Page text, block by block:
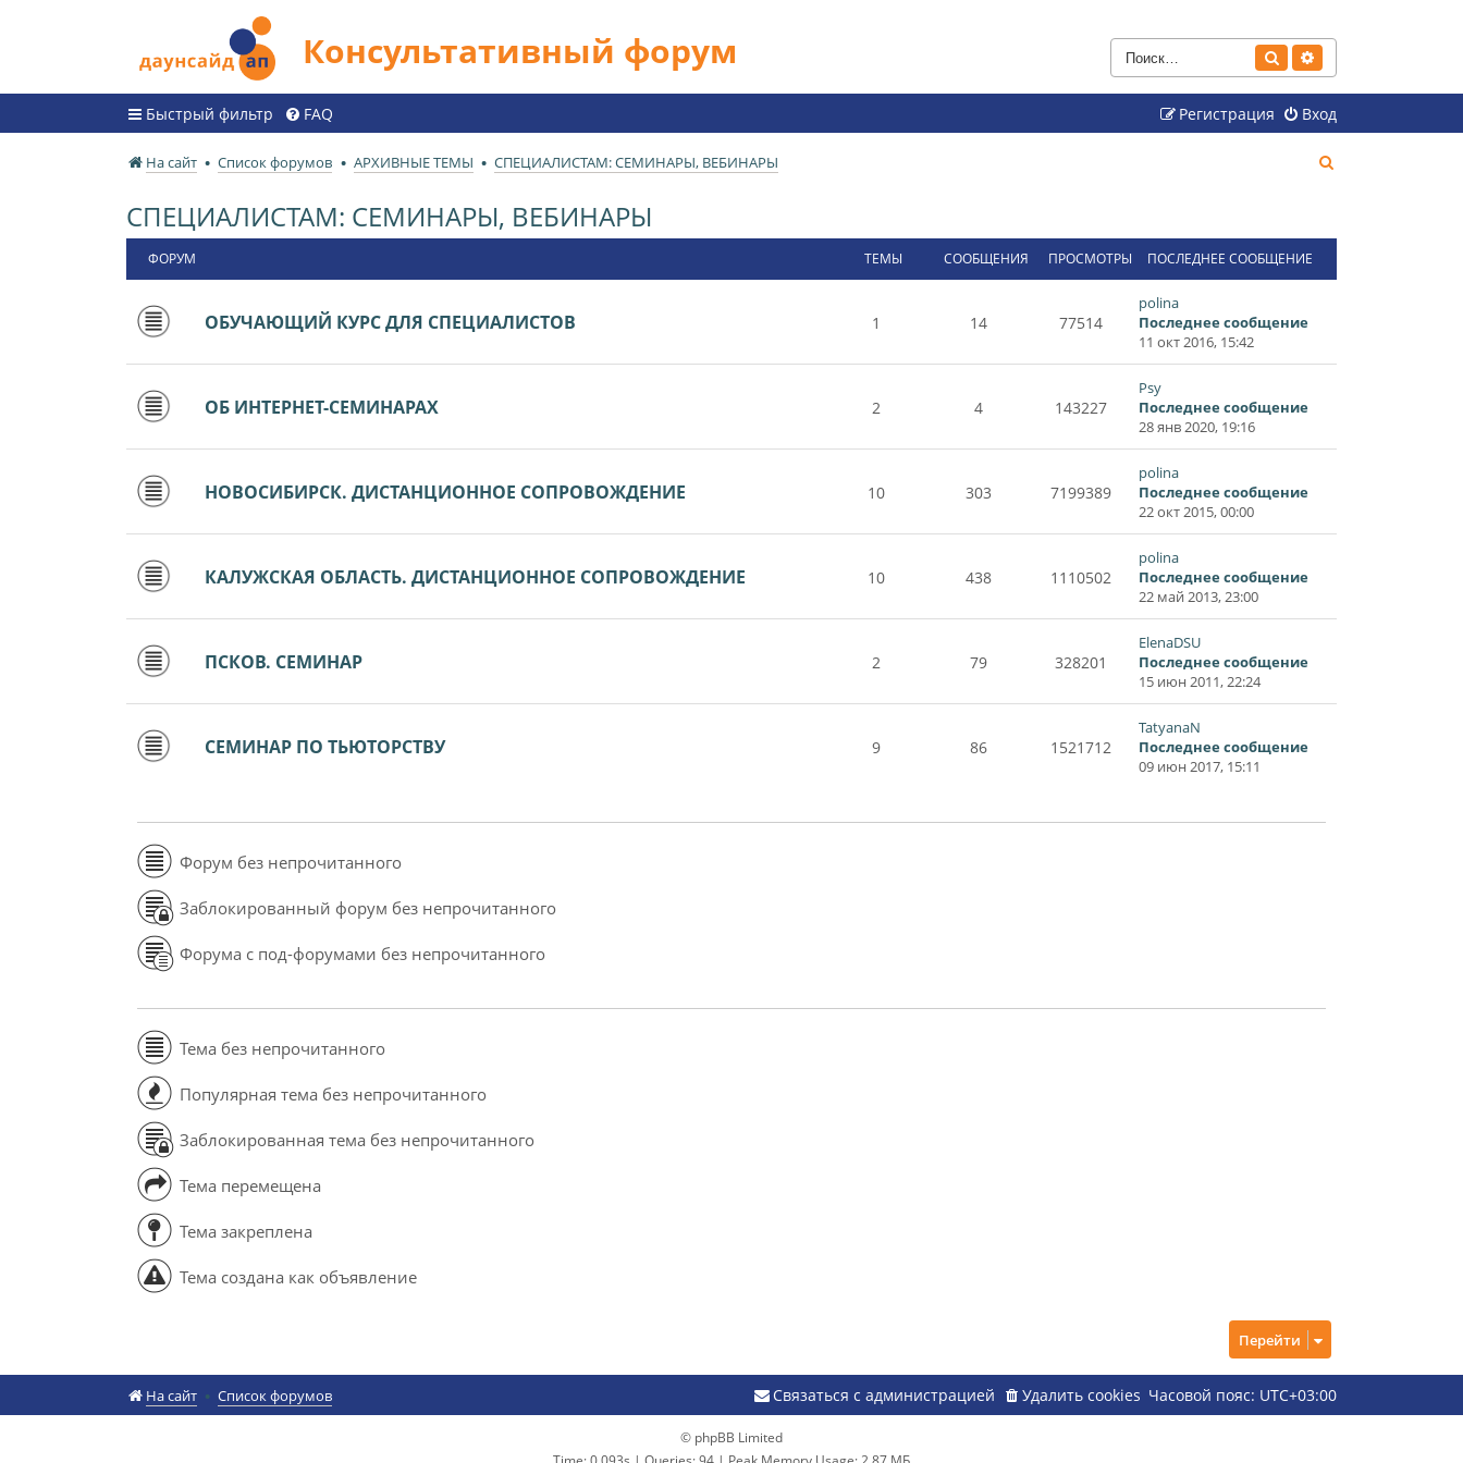
Консультативный форум Поиск
Быстрый фильтр FAQ Вход
Регистрация
На сайт Список форумов АРХИВНЫЕ ТЕМЫ СПЕЦИАЛИСТАМ: СЕМИНАРЫ, ВЕБИНАРЫ
с
СПЕЦИАЛИСТАМ: СЕМИНАРЫ, ВЕБИНАРЫ
ФОРУМ ТЕМЫ СООБЩЕНИЯ ПРОСМОТРЫ ПОСЛЕДНЕЕ СООБЩЕНИЕ
ОБУЧАЮЩИЙ КУРС ДЛЯ СПЕЦИАЛИСТОВ 1 14 77514
polina
Последнее сообщение
11 окт 2016, 15:42
ОБ ИНТЕРНЕТ-СЕМИНАРАХ 2 4 143227
Psy
Последнее сообщение
28 янв 2020, 19:16
НОВОСИБИРСК. ДИСТАНЦИОННОЕ СОПРОВОЖДЕНИЕ 10 303 7199389
polina
Последнее сообщение
22 окт 2015, 00:00
КАЛУЖСКАЯ ОБЛАСТЬ. ДИСТАНЦИОННОЕ СОПРОВОЖДЕНИЕ 10 438 1110502
polina
Последнее сообщение
22 май 2013, 23:00
ПСКОВ. СЕМИНАР 2 79 328201
ElenaDSU
Последнее сообщение
15 июн 2011, 22:24
СЕМИНАР ПО ТЬЮТОРСТВУ 9 86 1521712
TatyanaN
Последнее сообщение
09 июн 2017, 15:11
Форум без непрочитанного
Заблокированный форум без непрочитанного
Форума с под-форумами без непрочитанного
Тема без непрочитанного
Популярная тема без непрочитанного
Заблокированная тема без непрочитанного
Тема перемещена
Тема закреплена
Тема создана как объявление
Перейти
На сайт Список форумов Часовой пояс: UTC+03:00
Удалить cookies
Связаться с администрацией
© phpBB Limited